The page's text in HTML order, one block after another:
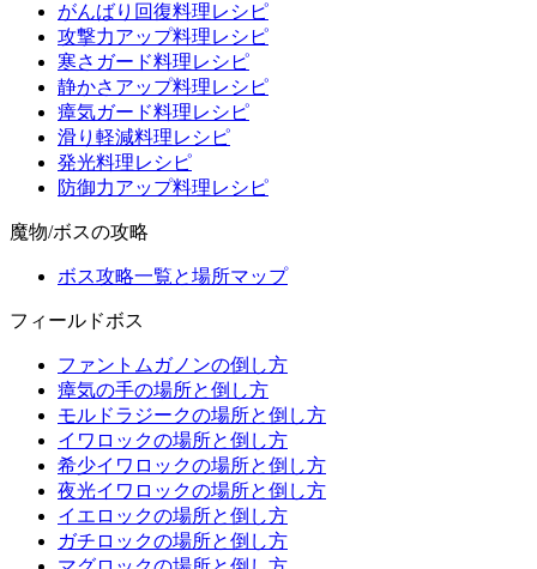
がんばり回復料理レシピ
攻撃力アップ料理レシピ
寒さガード料理レシピ
静かさアップ料理レシピ
瘴気ガード料理レシピ
滑り軽減料理レシピ
発光料理レシピ
防御力アップ料理レシピ
魔物/ボスの攻略
ボス攻略一覧と場所マップ
フィールドボス
ファントムガノンの倒し方
瘴気の手の場所と倒し方
モルドラジークの場所と倒し方
イワロックの場所と倒し方
希少イワロックの場所と倒し方
夜光イワロックの場所と倒し方
イエロックの場所と倒し方
ガチロックの場所と倒し方